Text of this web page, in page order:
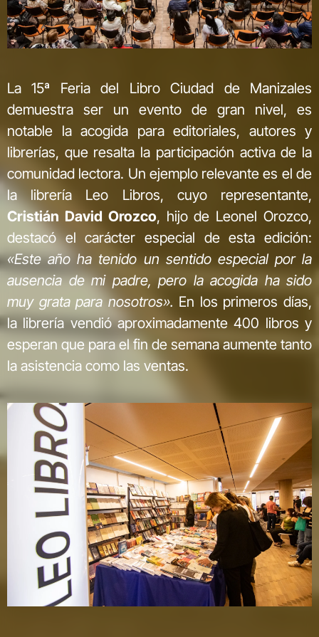
La 15ª Feria del Libro Ciudad de Manizales
demuestra ser un evento de gran nivel, es
notable la acogida para editoriales, autores y
librerías, que resalta la participación activa de la
comunidad lectora. Un ejemplo relevante es el de
la librería Leo Libros, cuyo representante,
Cristián David Orozco, hijo de Leonel Orozco,
destacó el carácter especial de esta edición:
«Este año ha tenido un sentido especial por la
ausencia de mi padre, pero la acogida ha sido
muy grata para nosotros». En los primeros días,
la librería vendió aproximadamente 400 libros y
esperan que para el fin de semana aumente tanto
la asistencia como las ventas.